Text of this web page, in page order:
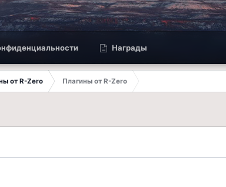
Награды
от R-Zero
Плагины от R-Zero